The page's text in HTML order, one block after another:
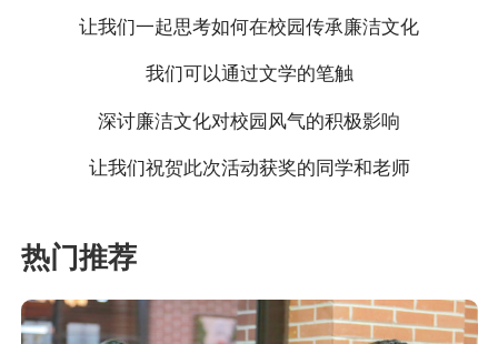
让我们一起思考如何在校园传承廉洁文化
我们可以通过文学的笔触
深讨廉洁文化对校园风气的积极影响
让我们祝贺此次活动获奖的同学和老师